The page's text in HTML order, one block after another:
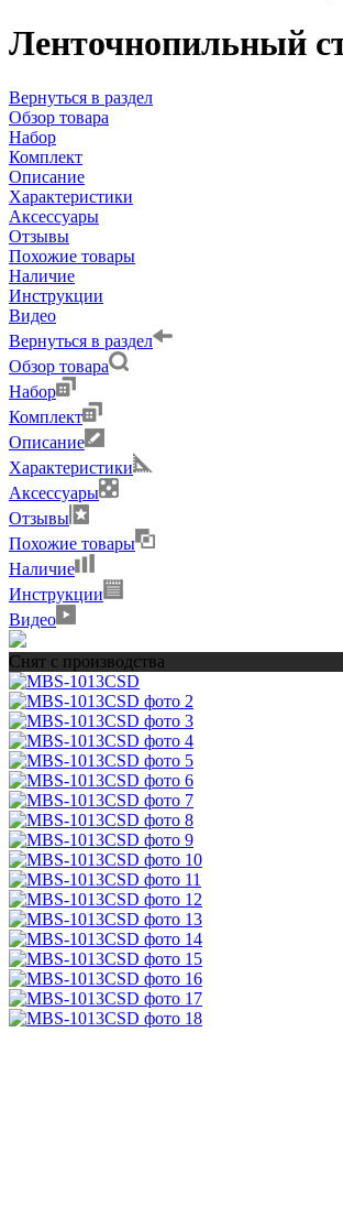
Ленточнопильный
Вернуться в раздел
Обзор товара
Набор
Комплект
Описание
Характеристики
Аксессуары
Отзывы
Похожие товары
Наличие
Инструкции
Видео
Вернуться в раздел
Обзор товара
Набор
Комплект
Описание
Характеристики
Аксессуары
Отзывы
Похожие товары
Наличие
Инструкции
Видео
Снят с производства